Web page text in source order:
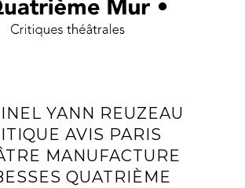
YANN REUZEAU
AVIS PARIS
MANUFACTURE
QUATRIÈME